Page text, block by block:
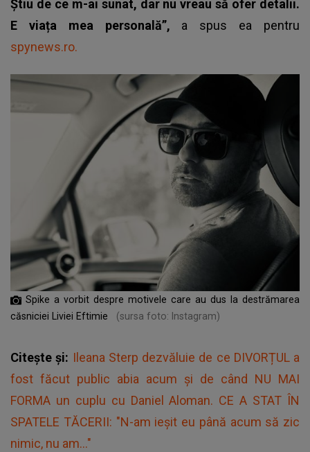
Știu de ce m-ai sunat, dar nu vreau să ofer detalii.
E viața mea personală”, a spus ea pentru
spynews.ro.
Spike a vorbit despre motivele care au dus la destrămarea
căsniciei Liviei Eftimie
(sursa foto: Instagram)
Citește și: Ileana Sterp dezvăluie de ce DIVORȚUL a
fost făcut public abia acum și de când NU MAI
FORMA un cuplu cu Daniel Aloman. CE A STAT ÎN
SPATELE TĂCERII: "N-am ieșit eu până acum să zic
nimic, nu am..."